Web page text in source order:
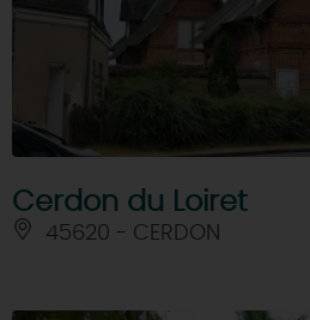
Cerdon du Loiret
45620 - CERDON